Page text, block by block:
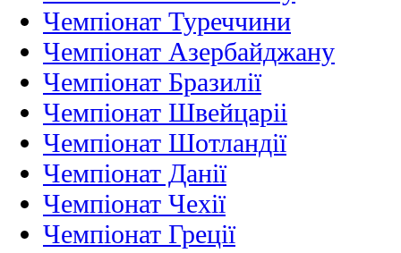
Чемпіонат Туреччини
Чемпіонат Азербайджану
Чемпіонат Бразилії
Чемпіонат Швейцаріі
Чемпіонат Шотландії
Чемпіонат Данії
Чемпіонат Чехії
Чемпіонат Греції